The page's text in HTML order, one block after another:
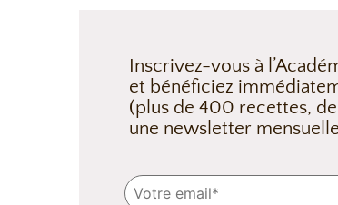
Inscrivez-vous à
et bénéficiez
(plus de 400 recettes,
une newsletter